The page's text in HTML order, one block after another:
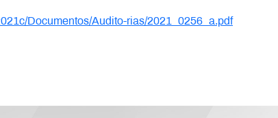
Documentos/Audito-rias/2021_0256_a.pdf